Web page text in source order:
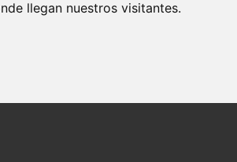
llegan nuestros visitantes.